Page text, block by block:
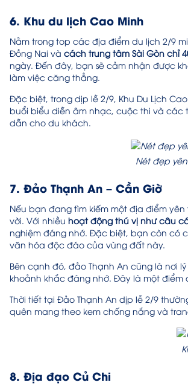
6. Khu du lịch Cao Minh
Nằm trong top các địa điểm du lịch 2/9
Đồng Nai và cách trung tâm Sài Gòn chỉ
ngày. Đến đây, bạn sẽ cảm nhận được
làm việc căng thẳng.
Đặc biệt, trong dịp lễ 2/9, Khu Du Lịch
buổi biểu diễn âm nhạc, cuộc thi và các
dẫn cho du khách.
Nét đẹp
7. Đảo Thạnh An – Cần Giờ
Nếu bạn đang tìm kiếm một địa điểm
vời. Với nhiều hoạt động thú vị như câu
nghiệm đáng nhớ. Đặc biệt, bạn còn có
văn hóa độc đáo của vùng đất này.
Bên cạnh đó, đảo Thạnh An cũng là nơi
khoảnh khắc đáng nhớ. Đây là một điểm
Thời tiết tại Đảo Thạnh An dịp lễ 2/9
quên mang theo kem chống nắng và
8. Địa đạo Củ Chi